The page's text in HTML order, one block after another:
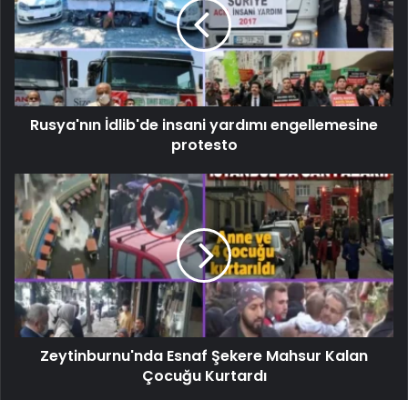
Rusya'nın İdlib'de insani yardımı engellemesine
protesto
Zeytinburnu'nda Esnaf Şekere Mahsur Kalan
Çocuğu Kurtardı